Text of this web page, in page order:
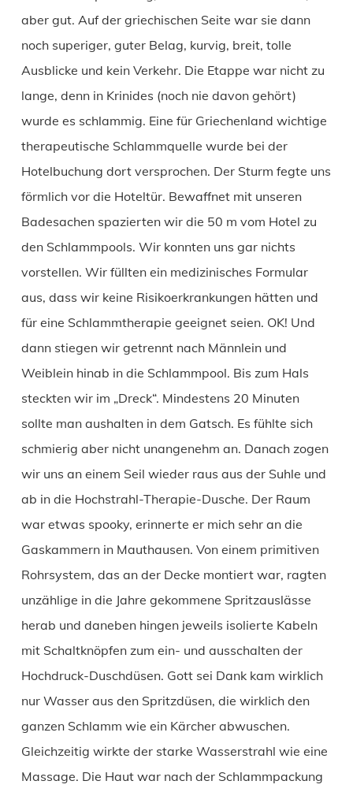
aber gut. Auf der griechischen Seite war sie dann
noch superiger, guter Belag, kurvig, breit, tolle
Ausblicke und kein Verkehr. Die Etappe war nicht zu
lange, denn in Krinides (noch nie davon gehört)
wurde es schlammig. Eine für Griechenland wichtige
therapeutische Schlammquelle wurde bei der
Hotelbuchung dort versprochen. Der Sturm fegte uns
förmlich vor die Hoteltür. Bewaffnet mit unseren
Badesachen spazierten wir die 50 m vom Hotel zu
den Schlammpools. Wir konnten uns gar nichts
vorstellen. Wir füllten ein medizinisches Formular
aus, dass wir keine Risikoerkrankungen hätten und
für eine Schlammtherapie geeignet seien. OK! Und
dann stiegen wir getrennt nach Männlein und
Weiblein hinab in die Schlammpool. Bis zum Hals
steckten wir im „Dreck“. Mindestens 20 Minuten
sollte man aushalten in dem Gatsch. Es fühlte sich
schmierig aber nicht unangenehm an. Danach zogen
wir uns an einem Seil wieder raus aus der Suhle und
ab in die Hochstrahl-Therapie-Dusche. Der Raum
war etwas spooky, erinnerte er mich sehr an die
Gaskammern in Mauthausen. Von einem primitiven
Rohrsystem, das an der Decke montiert war, ragten
unzählige in die Jahre gekommene Spritzauslässe
herab und daneben hingen jeweils isolierte Kabeln
mit Schaltknöpfen zum ein- und ausschalten der
Hochdruck-Duschdüsen. Gott sei Dank kam wirklich
nur Wasser aus den Spritzdüsen, die wirklich den
ganzen Schlamm wie ein Kärcher abwuschen.
Gleichzeitig wirkte der starke Wasserstrahl wie eine
Massage. Die Haut war nach der Schlammpackung